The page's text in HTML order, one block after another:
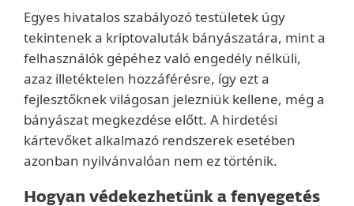
Egyes hivatalos szabályozó testületek úgy
tekintenek a kriptovaluták bányászatára, mint a
felhasználók gépéhez való engedély nélküli,
azaz illetéktelen hozzáférésre, így ezt a
fejlesztőknek világosan jelezniük kellene, még a
bányászat megkezdése előtt. A hirdetési
kártevőket alkalmazó rendszerek esetében
azonban nyilvánvalóan nem ez történik.
Hogyan védekezhetünk a fenyegetés